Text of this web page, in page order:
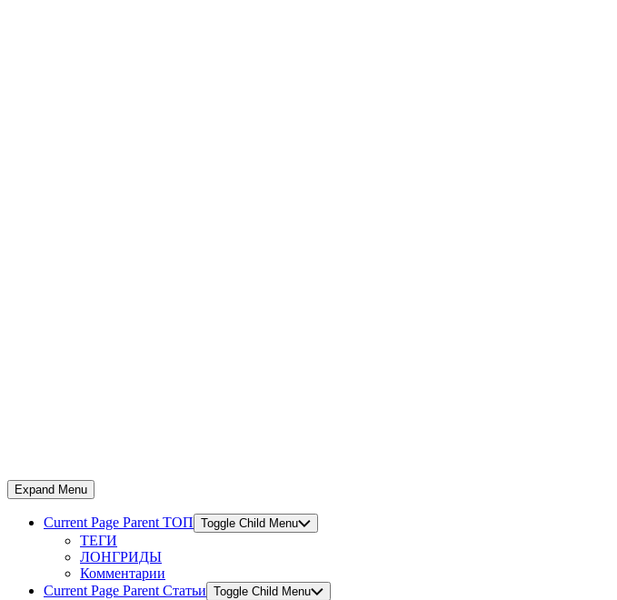
Expand Menu
Current Page Parent ТОП Toggle Child Menu
ТЕГИ
ЛОНГРИДЫ
Комментарии
Current Page Parent Статьи Toggle Child Menu